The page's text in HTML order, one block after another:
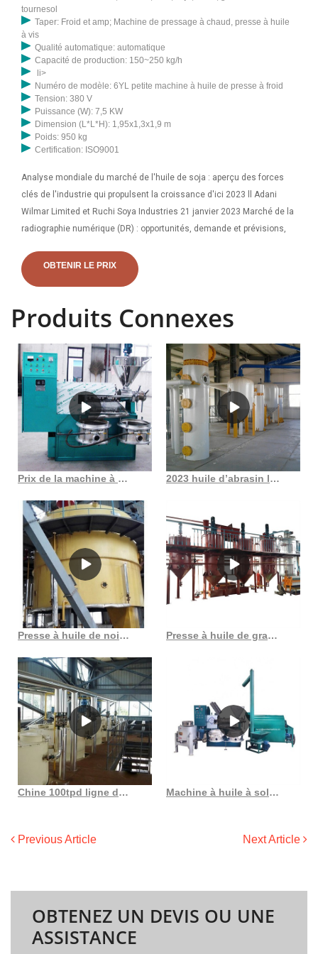
tournesol
Taper: Froid et amp; Machine de pressage à chaud, presse à huile
à vis
Qualité automatique: automatique
Capacité de production: 150~250 kg/h
li>
Numéro de modèle: 6YL petite machine à huile de presse à froid
Tension: 380 V
Puissance (W): 7,5 KW
Dimension (L*L*H): 1,95x1,3x1,9 m
Poids: 950 kg
Certification: ISO9001
Analyse mondiale du marché de l'huile de soja : aperçu des forces
clés de l'industrie qui propulsent la croissance d'ici 2023 ll Adani
Wilmar Limited et Ruchi Soya Industries 21 janvier 2023 Marché de la
radiographie numérique (DR) : opportunités, demande et prévisions,
OBTENIR LE PRIX
Produits Connexes
Prix de la machine à huile de presse à froid chryso haute performance, achat élevé au Gabon 2023 huile d’abrasin la plus populaire expulseur d’huile végétale en gros
Presse à huile de noix de cajou, machine d’extraction d’huile de ricin Presse à huile de graines de coton de nouvelle conception au Cameroun acheter de l’huile
Chine 100tpd ligne de production d’huile de tournesol huile de graines de coton Machine à huile à solvant de nouvelle conception, extraction de pétrole en Namibie au Bénin
Previous Article Next Article
OBTENEZ UN DEVIS OU UNE
ASSISTANCE